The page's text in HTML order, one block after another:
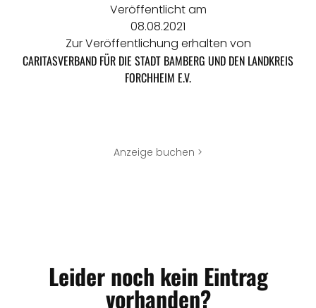
Veröffentlicht am
08.08.2021
Zur Veröffentlichung erhalten von
CARITASVERBAND FÜR DIE STADT BAMBERG UND DEN LANDKREIS
FORCHHEIM E.V.
Anzeige buchen >
Leider noch kein Eintrag
vorhanden?